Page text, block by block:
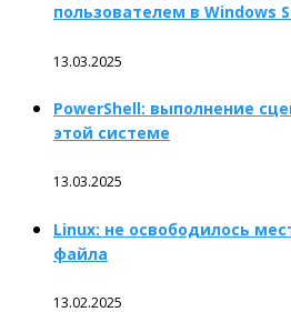
пользователем в Windows
13.03.2025
PowerShell: выполнение
этой системе
13.03.2025
Linux: не освободилось
файла
13.02.2025